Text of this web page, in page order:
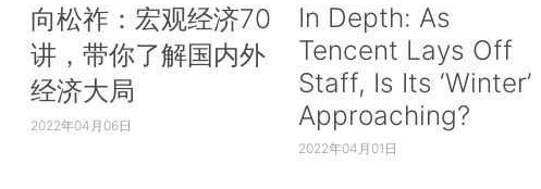
向松祚：宏观经济70
讲，带你了解国内外
经济大局
2022年04月06日
In Depth: As
Tencent Lays Off
Staff, Is Its ‘Winter’
Approaching?
2022年04月01日